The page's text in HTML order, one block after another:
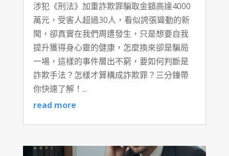
涉犯《刑法》加重詐欺罪騙取金額高達4000
萬元，受害人超過30人，看似誇張聳動的新
聞，卻真實在我們周遭發生，只是想要自我
提升獲得身心靈的健康，怎麼換來卻是騙局
一場，這樣的事件層出不窮，要如何判斷是
詐欺手法？怎樣才算構成詐欺罪？三分鐘帶
你快速了解！...
read more